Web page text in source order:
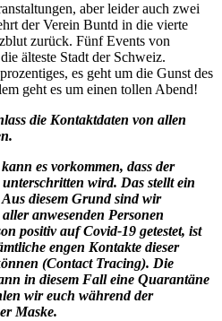
aber leider auch zwei
der Verein Buntd in die vierte
zurück. Fünf Events von
älteste Stadt der Schweiz.
es geht um die Gunst des
geht es um einen tollen Abend!
die Kontaktdaten von allen
es vorkommen, dass der
wird. Das stellt ein
diesem Grund sind wir
anwesenden Personen
positiv auf Covid-19 getestet, ist
engen Kontakte dieser
(Contact Tracing). Die
in diesem Fall eine Quarantäne
wir euch während der
Maske.